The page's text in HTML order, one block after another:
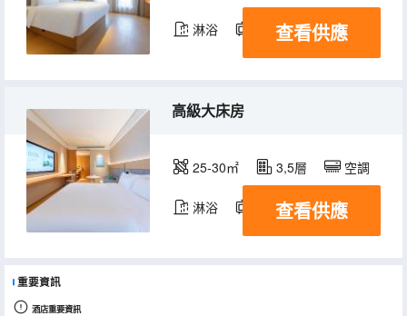
淋浴 電視機 冰箱
查看供應
高級大床房
25-30㎡ 3,5層 空調
淋浴 電視機 冰箱
查看供應
重要資訊
酒店重要資訊